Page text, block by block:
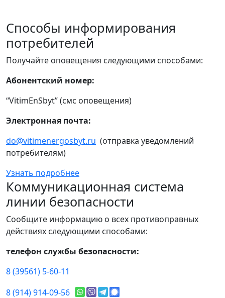
Способы информирования
потребителей
Получайте оповещения следующими способами:
Абонентский номер:
“VitimEnSbyt” (смс оповещения)
Электронная почта:
do@vitimenergosbyt.ru (отправка уведомлений
потребителям)
Узнать подробнее
Коммуникационная система
линии безопасности
Сообщите информацию о всех противоправных
действиях следующими способами:
телефон службы безопасности:
8 (39561) 5-60-11
8 (914) 914-09-56